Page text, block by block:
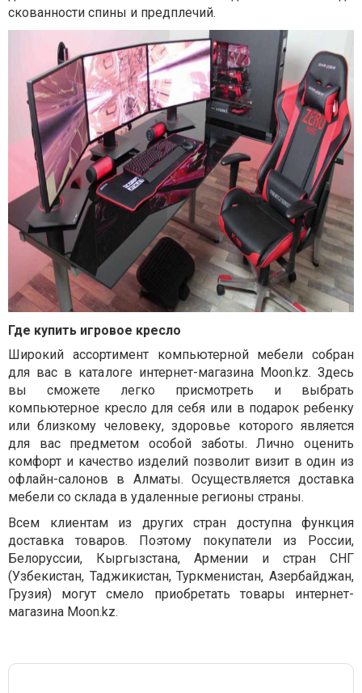
скованности спины и предплечий.
Где купить игровое кресло
Широкий ассортимент компьютерной мебели собран
для вас в каталоге интернет-магазина Moon.kz. Здесь
вы сможете легко присмотреть и выбрать
компьютерное кресло для себя или в подарок ребенку
или близкому человеку, здоровье которого является
для вас предметом особой заботы. Лично оценить
комфорт и качество изделий позволит визит в один из
офлайн-салонов в Алматы. Осуществляется доставка
мебели со склада в удаленные регионы страны.
Всем клиентам из других стран доступна функция
доставка товаров. Поэтому покупатели из России,
Белоруссии, Кыргызстана, Армении и стран СНГ
(Узбекистан, Таджикистан, Туркменистан, Азербайджан,
Грузия) могут смело приобретать товары интернет-
магазина Moon.kz.